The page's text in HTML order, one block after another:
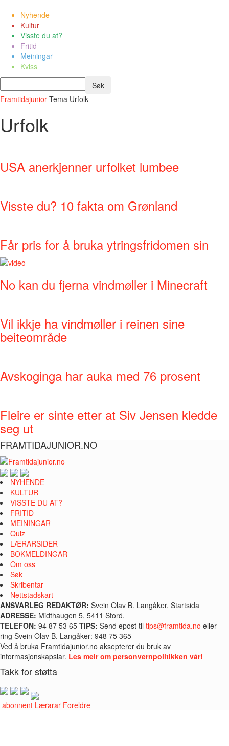
Nyhende
Kultur
Visste du at?
Fritid
Meiningar
Kviss
Framtidajunior Tema Urfolk
Urfolk
USA anerkjenner urfolket lumbee
Visste du? 10 fakta om Grønland
Får pris for å bruka ytringsfridomen sin
No kan du fjerna vindmøller i Minecraft
Vil ikkje ha vindmøller i reinen sine
beiteområde
Avskoginga har auka med 76 prosent
Fleire er sinte etter at Siv Jensen kledde
seg ut
FRAMTIDAJUNIOR.NO
NYHENDE
KULTUR
VISSTE DU AT?
FRITID
MEININGAR
Quiz
LÆRARSIDER
BOKMELDINGAR
Om oss
Søk
Skribentar
Nettstadskart
ANSVARLEG REDAKTØR: Svein Olav B. Langåker, Startsida
ADRESSE: Midthaugen 5, 5411 Stord.
TELEFON: 94 87 53 65 TIPS: Send epost til tips@framtida.no eller
ring Svein Olav B. Langåker: 948 75 365
Ved å bruka Framtidajunior.no aksepterer du bruk av
informasjonskapslar. Les meir om personvernpolitikken vår!
Takk for støtta
abonnent Lærarar Foreldre